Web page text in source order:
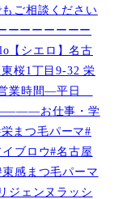
ご相談ください
ーーーーーーー
【シエロ】名古
桜1丁目9-32 栄
業時間—平日
お仕事・学
まつ毛パーマ#
ブロウ#名古屋
感まつ毛パーマ
ジェンヌラッシ